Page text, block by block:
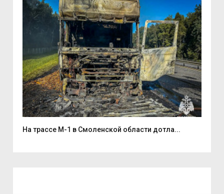
На трассе М-1 в Смоленской области дотла...